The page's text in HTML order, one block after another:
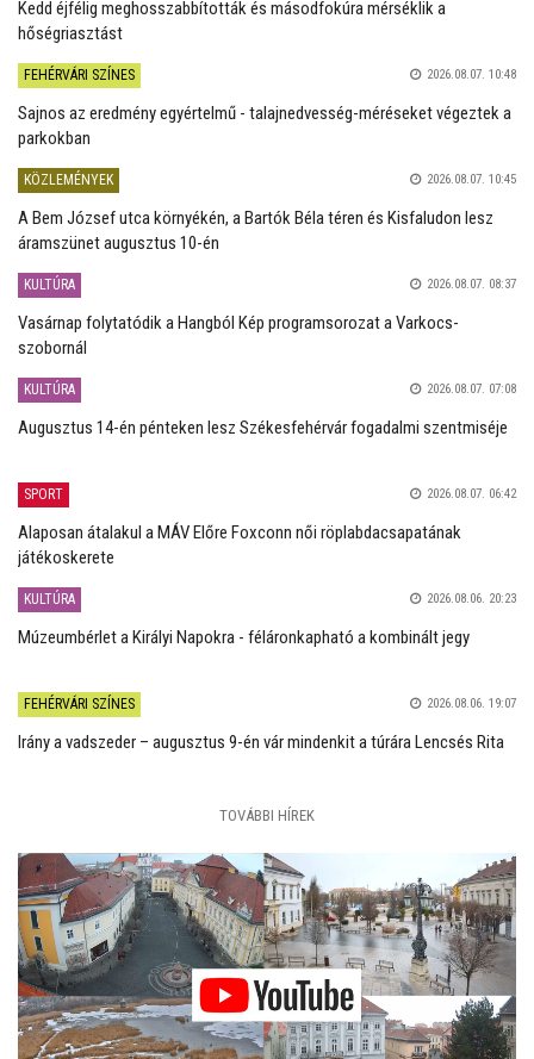
Kedd éjfélig meghosszabbították és másodfokúra mérséklik a
hőségriasztást
FEHÉRVÁRI SZÍNES 2026.08.07. 10:48
Sajnos az eredmény egyértelmű - talajnedvesség-méréseket végeztek a
parkokban
KÖZLEMÉNYEK 2026.08.07. 10:45
A Bem József utca környékén, a Bartók Béla téren és Kisfaludon lesz
áramszünet augusztus 10-én
KULTÚRA 2026.08.07. 08:37
Vasárnap folytatódik a Hangból Kép programsorozat a Varkocs-
szobornál
KULTÚRA 2026.08.07. 07:08
Augusztus 14-én pénteken lesz Székesfehérvár fogadalmi szentmiséje
SPORT 2026.08.07. 06:42
Alaposan átalakul a MÁV Előre Foxconn női röplabdacsapatának
játékoskerete
KULTÚRA 2026.08.06. 20:23
Múzeumbérlet a Királyi Napokra - féláronkapható a kombinált jegy
FEHÉRVÁRI SZÍNES 2026.08.06. 19:07
Irány a vadszeder – augusztus 9-én vár mindenkit a túrára Lencsés Rita
TOVÁBBI HÍREK